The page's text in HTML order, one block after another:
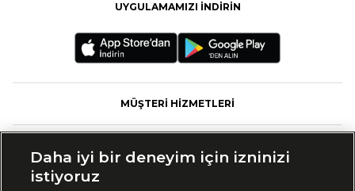
UYGULAMAMIZI İNDİRİN
MÜŞTERİ HİZMETLERİ
Daha iyi bir deneyim için izninizi
istiyoruz